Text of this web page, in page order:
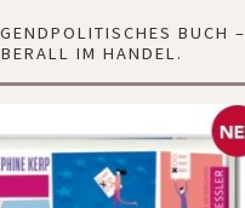
BUCH –
IM HANDEL.